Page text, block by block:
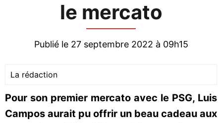
le mercato
Publié le 27 septembre 2022 à 09h15
La rédaction
Pour son premier mercato avec le PSG, Luis
Campos aurait pu offrir un beau cadeau aux